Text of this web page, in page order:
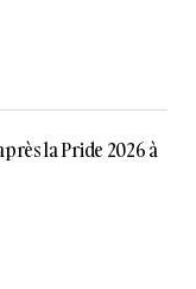
la Pride 2026 à